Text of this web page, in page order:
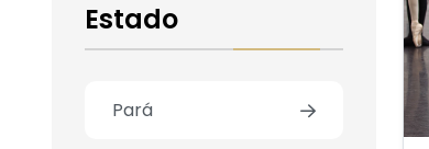
Estado
Pará